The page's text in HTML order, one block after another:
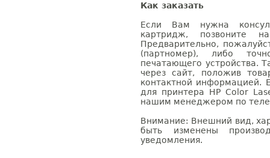
Как заказать
Если Вам нужна
картридж, позвоните
Предварительно,
(партномер), либо
печатающего устройства.
через сайт, положив
контактной информацией.
для принтера HP Color
нашим менеджером по
Внимание: Внешний вид,
быть изменены
уведомления.